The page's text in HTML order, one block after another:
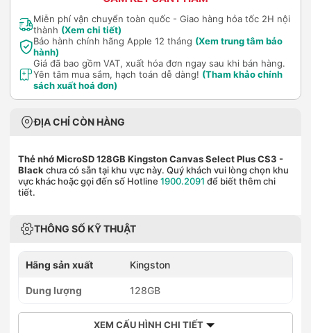
Miễn phí vận chuyển toàn quốc - Giao hàng hỏa tốc 2H nội
thành (Xem chi tiết)
Bảo hành chính hãng Apple 12 tháng (Xem trung tâm bảo
hành)
Giá đã bao gồm VAT, xuất hóa đơn ngay sau khi bán hàng.
Yên tâm mua sắm, hạch toán dễ dàng! (Tham khảo chính
sách xuất hoá đơn)
ĐỊA CHỈ CÒN HÀNG
Thẻ nhớ MicroSD 128GB Kingston Canvas Select Plus CS3 -
Black chưa có sẵn tại khu vực này. Quý khách vui lòng chọn khu
vực khác hoặc gọi đến số Hotline 1900.2091 để biết thêm chi
tiết.
THÔNG SỐ KỸ THUẬT
Hãng sản xuất Kingston
Dung lượng 128GB
XEM CẤU HÌNH CHI TIẾT